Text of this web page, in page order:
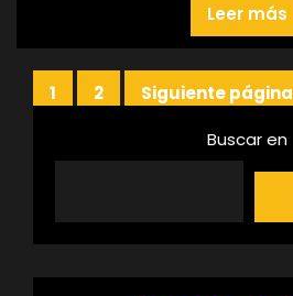
Leer más
Paginación
Página
1 Página
2
Siguiente página
Buscar en